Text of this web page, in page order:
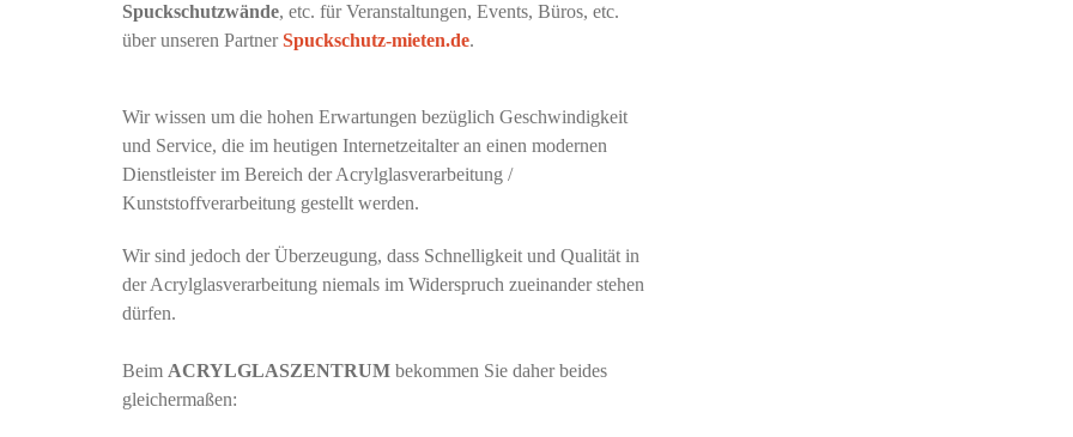
Spuckschutzwände, etc. für Veranstaltungen, Events, Büros, etc.
über unseren PartnerSpuckschutz-mieten.de.
Wir wissen um die hohen Erwartungen bezüglich Geschwindigkeit
und Service, die im heutigen Internetzeitalter an einen modernen
Dienstleister im Bereich der Acrylglasverarbeitung /
Kunststoffverarbeitung gestellt werden.
Wir sind jedoch der Überzeugung, dass Schnelligkeit und Qualität in
der Acrylglasverarbeitung niemals im Widerspruch zueinander stehen
dürfen.
Beim ACRYLGLASZENTRUM bekommen Sie daher beides
gleichermaßen: